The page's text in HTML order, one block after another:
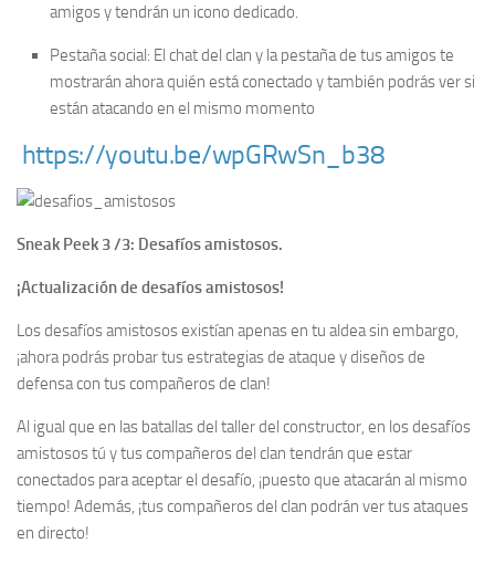
amigos y tendrán un icono dedicado.
Pestaña social: El chat del clan y la pestaña de tus amigos te
mostrarán ahora quién está conectado y también podrás ver si
están atacando en el mismo momento
https://youtu.be/wpGRwSn_b38
Sneak Peek 3 /3: Desafíos amistosos.
¡Actualización de desafíos amistosos!
Los desafíos amistosos existían apenas en tu aldea sin embargo,
¡ahora podrás probar tus estrategias de ataque y diseños de
defensa con tus compañeros de clan!
Al igual que en las batallas del taller del constructor, en los desafíos
amistosos tú y tus compañeros del clan tendrán que estar
conectados para aceptar el desafío, ¡puesto que atacarán al mismo
tiempo! Además, ¡tus compañeros del clan podrán ver tus ataques
en directo!